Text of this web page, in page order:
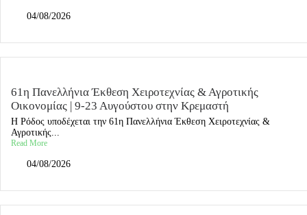
04/08/2026
61η Πανελλήνια Έκθεση Χειροτεχνίας & Αγροτικής
Οικονομίας | 9-23 Αυγούστου στην Κρεμαστή
Η Ρόδος υποδέχεται την 61η Πανελλήνια Έκθεση Χειροτεχνίας &
Αγροτικής...
Read More
04/08/2026